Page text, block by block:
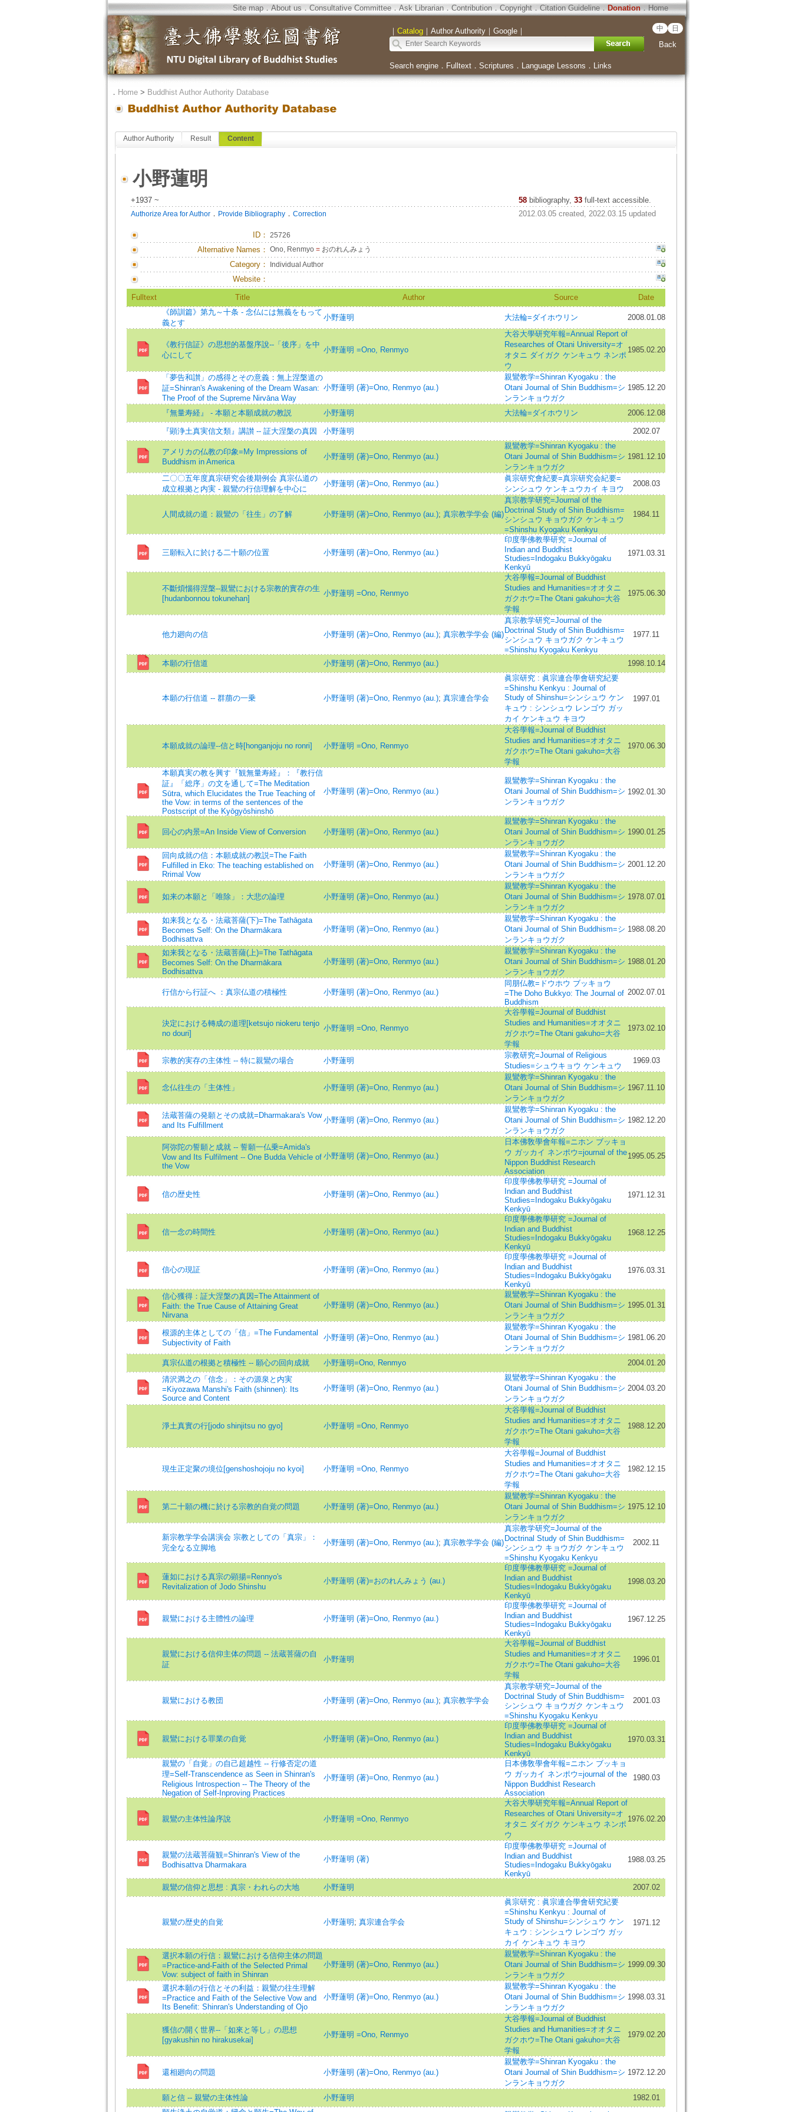
Site map．About us．Consultative Committee．Ask Librarian．Contribution．Copyright．Citation Guideline．Donation．Home
｜ Catalog｜ Author Authority｜ Google｜ 中 日
Back
Search engine． Fulltext． Scriptures ． Language Lessons ． Links
． Home> Buddhist Author Authority Database
Author Authority Result Content
小野蓮明
+1937 ~ 58 bibliography, 33full-text accessible.
Authorize Area for Author． Provide Bibliography． Correction 2012.03.05 created, 2022.03.15 updated
ID： 25726
Alternative Names： Ono, Renmyo =おのれんみょう
Category： Individual Author
Website：
Fulltext Title Author Source
Date
《師訓篇》第九～十条 - 念仏には無義をもって
義とす
小野蓮明 大法輪=ダイホウリン 2008.01.08
《教行信証》の思想的基盤序說--「後序」を中
心にして
小野蓮明 =Ono, Renmyo
大谷大學研究年報=Annual Report of
Researches of Otani University=オ
オタニ ダイガク ケンキュウ ネンポ
ウ
1985.02.20
「夢告和讃」の感得とその意義：無上涅槃道の
証=Shinran's Awakening of the Dream Wasan:
The Proof of the Supreme Nirvāna Way
小野蓮明 (著)=Ono, Renmyo (au.)
親鸞教学=Shinran Kyogaku : the
Otani Journal of Shin Buddhism=シ
ンランキョウガク
1985.12.20
『無量寿経』 - 本願と本願成就の教説 小野蓮明 大法輪=ダイホウリン 2006.12.08
『顕浄土真実信文類』講讃 -- 証大涅槃の真因 小野蓮明 2002.07
アメリカの仏教の印象=My Impressions of
Buddhism in America
小野蓮明 (著)=Ono, Renmyo (au.)
親鸞教学=Shinran Kyogaku : the
Otani Journal of Shin Buddhism=シ
ンランキョウガク
1981.12.10
二〇〇五年度真宗研究会後期例会 真宗仏道の
成立根拠と内実 - 親鸞の行信理解を中心に
小野蓮明 (著)=Ono, Renmyo (au.)
眞宗研究會紀要=真宗研究会紀要=
シンシュウ ケンキュウカイ キヨウ
2008.03
人間成就の道：親鸞の「往生」の了解 小野蓮明 (著)=Ono, Renmyo (au.); 真宗教学学会 (編)
真宗教学研究=Journal of the
Doctrinal Study of Shin Buddhism=
シンシュウ キョウガク ケンキュウ
=Shinshu Kyogaku Kenkyu
1984.11
三願転入に於ける二十願の位置 小野蓮明 (著)=Ono, Renmyo (au.)
印度學佛教學研究 =Journal of
Indian and Buddhist
Studies=Indogaku Bukkyōgaku
Kenkyū
1971.03.31
不斷煩惱得涅槃--親鸞における宗教的實存の生
[hudanbonnou tokunehan]
小野蓮明 =Ono, Renmyo
大谷學報=Journal of Buddhist
Studies and Humanities=オオタニ
ガクホウ=The Otani gakuho=大谷
学報
1975.06.30
他力廻向の信 小野蓮明 (著)=Ono, Renmyo (au.); 真宗教学学会 (編)
真宗教学研究=Journal of the
Doctrinal Study of Shin Buddhism=
シンシュウ キョウガク ケンキュウ
=Shinshu Kyogaku Kenkyu
1977.11
本願の行信道 小野蓮明 (著)=Ono, Renmyo (au.) 1998.10.14
本願の行信道 -- 群萠の一乗 小野蓮明 (著)=Ono, Renmyo (au.); 真宗連合学会
眞宗研究 : 眞宗連合學會研究紀要
=Shinshu Kenkyu : Journal of
Study of Shinshu=シンシュウ ケン
キュウ : シンシュウ レンゴウ ガッ
カイ ケンキュウ キヨウ
1997.01
本願成就の論理--信と時[honganjoju no ronri] 小野蓮明 =Ono, Renmyo
大谷學報=Journal of Buddhist
Studies and Humanities=オオタニ
ガクホウ=The Otani gakuho=大谷
学報
1970.06.30
本願真実の教を興す『観無量寿経』：『教行信
証』「総序」の文を通して=The Meditation
Sūtra, which Elucidates the True Teaching of
the Vow: in terms of the sentences of the
Postscript of the Kyōgyōshinshō
小野蓮明 (著)=Ono, Renmyo (au.)
親鸞教学=Shinran Kyogaku : the
Otani Journal of Shin Buddhism=シ
ンランキョウガク
1992.01.30
回心の内景=An Inside View of Conversion 小野蓮明 (著)=Ono, Renmyo (au.)
親鸞教学=Shinran Kyogaku : the
Otani Journal of Shin Buddhism=シ
ンランキョウガク
1990.01.25
回向成就の信：本願成就の教説=The Faith
Fulfilled in Eko: The teaching established on
Rrimal Vow
小野蓮明 (著)=Ono, Renmyo (au.)
親鸞教学=Shinran Kyogaku : the
Otani Journal of Shin Buddhism=シ
ンランキョウガク
2001.12.20
如来の本願と「唯除」：大悲の論理 小野蓮明 (著)=Ono, Renmyo (au.)
親鸞教学=Shinran Kyogaku : the
Otani Journal of Shin Buddhism=シ
ンランキョウガク
1978.07.01
如来我となる・法蔵菩薩(下)=The Tathāgata
Becomes Self: On the Dharmākara
Bodhisattva
小野蓮明 (著)=Ono, Renmyo (au.)
親鸞教学=Shinran Kyogaku : the
Otani Journal of Shin Buddhism=シ
ンランキョウガク
1988.08.20
如来我となる・法蔵菩薩(上)=The Tathāgata
Becomes Self: On the Dharmākara
Bodhisattva
小野蓮明 (著)=Ono, Renmyo (au.)
親鸞教学=Shinran Kyogaku : the
Otani Journal of Shin Buddhism=シ
ンランキョウガク
1988.01.20
行信から行証へ ：真宗仏道の積極性 小野蓮明 (著)=Ono, Renmyo (au.)
同朋仏教=ドウホウ ブッキョウ
=The Doho Bukkyo: The Journal of
Buddhism
2002.07.01
決定における轉成の道理[ketsujo niokeru tenjo
no douri]
小野蓮明 =Ono, Renmyo
大谷學報=Journal of Buddhist
Studies and Humanities=オオタニ
ガクホウ=The Otani gakuho=大谷
学報
1973.02.10
宗教的実存の主体性 -- 特に親鸞の場合 小野蓮明
宗教研究=Journal of Religious
Studies=シュウキョウ ケンキュウ
1969.03
念仏往生の「主体性」 小野蓮明 (著)=Ono, Renmyo (au.)
親鸞教学=Shinran Kyogaku : the
Otani Journal of Shin Buddhism=シ
ンランキョウガク
1967.11.10
法蔵菩薩の発願とその成就=Dharmakara's Vow
and Its Fulfillment
小野蓮明 (著)=Ono, Renmyo (au.)
親鸞教学=Shinran Kyogaku : the
Otani Journal of Shin Buddhism=シ
ンランキョウガク
1982.12.20
阿弥陀の誓願と成就 -- 誓願一仏乗=Amida's
Vow and Its Fulfilment -- One Budda Vehicle of
the Vow
小野蓮明 (著)=Ono, Renmyo (au.)
日本佛敎學會年報=ニホン ブッキョ
ウ ガッカイ ネンポウ=journal of the
Nippon Buddhist Research
Association
1995.05.25
信の歴史性 小野蓮明 (著)=Ono, Renmyo (au.)
印度學佛教學研究 =Journal of
Indian and Buddhist
Studies=Indogaku Bukkyōgaku
Kenkyū
1971.12.31
信一念の時間性 小野蓮明 (著)=Ono, Renmyo (au.)
印度學佛教學研究 =Journal of
Indian and Buddhist
Studies=Indogaku Bukkyōgaku
Kenkyū
1968.12.25
信心の現証 小野蓮明 (著)=Ono, Renmyo (au.)
印度學佛教學研究 =Journal of
Indian and Buddhist
Studies=Indogaku Bukkyōgaku
Kenkyū
1976.03.31
信心獲得：証大涅槃の真因=The Attainment of
Faith: the True Cause of Attaining Great
Nirvana
小野蓮明 (著)=Ono, Renmyo (au.)
親鸞教学=Shinran Kyogaku : the
Otani Journal of Shin Buddhism=シ
ンランキョウガク
1995.01.31
根源的主体としての「信」=The Fundamental
Subjectivity of Faith
小野蓮明 (著)=Ono, Renmyo (au.)
親鸞教学=Shinran Kyogaku : the
Otani Journal of Shin Buddhism=シ
ンランキョウガク
1981.06.20
真宗仏道の根拠と積極性 -- 願心の回向成就 小野蓮明=Ono, Renmyo
2004.01.20
清沢満之の「信念」：その源泉と内実
=Kiyozawa Manshi's Faith (shinnen): Its
Source and Content
小野蓮明 (著)=Ono, Renmyo (au.)
親鸞教学=Shinran Kyogaku : the
Otani Journal of Shin Buddhism=シ
ンランキョウガク
2004.03.20
淨土真實の行[jodo shinjitsu no gyo] 小野蓮明 =Ono, Renmyo
大谷學報=Journal of Buddhist
Studies and Humanities=オオタニ
ガクホウ=The Otani gakuho=大谷
学報
1988.12.20
現生正定聚の境位[genshoshojoju no kyoi] 小野蓮明 =Ono, Renmyo
大谷學報=Journal of Buddhist
Studies and Humanities=オオタニ
ガクホウ=The Otani gakuho=大谷
学報
1982.12.15
第二十願の機に於ける宗教的自覚の問題 小野蓮明 (著)=Ono, Renmyo (au.)
親鸞教学=Shinran Kyogaku : the
Otani Journal of Shin Buddhism=シ
ンランキョウガク
1975.12.10
新宗教学学会講演会 宗教としての「真宗」：
完全なる立脚地
小野蓮明 (著)=Ono, Renmyo (au.); 真宗教学学会 (編)
真宗教学研究=Journal of the
Doctrinal Study of Shin Buddhism=
シンシュウ キョウガク ケンキュウ
=Shinshu Kyogaku Kenkyu
2002.11
蓮如における真宗の顕揚=Rennyo's
Revitalization of Jodo Shinshu
小野蓮明 (著)=おのれんみょう (au.)
印度學佛教學研究 =Journal of
Indian and Buddhist
Studies=Indogaku Bukkyōgaku
Kenkyū
1998.03.20
親鸞における主體性の論理 小野蓮明 (著)=Ono, Renmyo (au.)
印度學佛教學研究 =Journal of
Indian and Buddhist
Studies=Indogaku Bukkyōgaku
Kenkyū
1967.12.25
親鸞における信仰主体の問題 -- 法蔵菩薩の自
証
小野蓮明
大谷學報=Journal of Buddhist
Studies and Humanities=オオタニ
ガクホウ=The Otani gakuho=大谷
学報
1996.01
親鸞における教団 小野蓮明 (著)=Ono, Renmyo (au.); 真宗教学学会
真宗教学研究=Journal of the
Doctrinal Study of Shin Buddhism=
シンシュウ キョウガク ケンキュウ
=Shinshu Kyogaku Kenkyu
2001.03
親鸞における罪業の自覚 小野蓮明 (著)=Ono, Renmyo (au.)
印度學佛教學研究 =Journal of
Indian and Buddhist
Studies=Indogaku Bukkyōgaku
Kenkyū
1970.03.31
親鸞の「自覚」の自己超越性 -- 行修否定の道
理=Self-Transcendence as Seen in Shinran's
Religious Introspection -- The Theory of the
Negation of Self-Inproving Practices
小野蓮明 (著)=Ono, Renmyo (au.)
日本佛敎學會年報=ニホン ブッキョ
ウ ガッカイ ネンポウ=journal of the
Nippon Buddhist Research
Association
1980.03
親鸞の主体性論序說 小野蓮明 =Ono, Renmyo
大谷大學研究年報=Annual Report of
Researches of Otani University=オ
オタニ ダイガク ケンキュウ ネンポ
ウ
1976.02.20
親鸞の法蔵菩薩観=Shinran's View of the
Bodhisattva Dharmakara
小野蓮明 (著)
印度學佛教學研究 =Journal of
Indian and Buddhist
Studies=Indogaku Bukkyōgaku
Kenkyū
1988.03.25
親鸞の信仰と思想 : 真宗・われらの大地 小野蓮明 2007.02
親鸞の歴史的自覚 小野蓮明 ; 真宗連合学会
眞宗研究 : 眞宗連合學會研究紀要
=Shinshu Kenkyu : Journal of
Study of Shinshu=シンシュウ ケン
キュウ : シンシュウ レンゴウ ガッ
カイ ケンキュウ キヨウ
1971.12
選択本願の行信：親鸞における信仰主体の問題
=Practice-and-Faith of the Selected Primal
Vow: subject of faith in Shinran
小野蓮明 (著)=Ono, Renmyo (au.)
親鸞教学=Shinran Kyogaku : the
Otani Journal of Shin Buddhism=シ
ンランキョウガク
1999.09.30
選択本願の行信とその利益：親鸞の往生理解
=Practice and Faith of the Selective Vow and
Its Benefit: Shinran's Understanding of Ojo
小野蓮明 (著)=Ono, Renmyo (au.)
親鸞教学=Shinran Kyogaku : the
Otani Journal of Shin Buddhism=シ
ンランキョウガク
1998.03.31
獲信の開く世界--「如來と等し」の思想
[gyakushin no hirakusekai]
小野蓮明 =Ono, Renmyo
大谷學報=Journal of Buddhist
Studies and Humanities=オオタニ
ガクホウ=The Otani gakuho=大谷
学報
1979.02.20
還相廻向の問題 小野蓮明 (著)=Ono, Renmyo (au.)
親鸞教学=Shinran Kyogaku : the
Otani Journal of Shin Buddhism=シ
ンランキョウガク
1972.12.20
願と信 -- 親鸞の主体性論 小野蓮明
1982.01